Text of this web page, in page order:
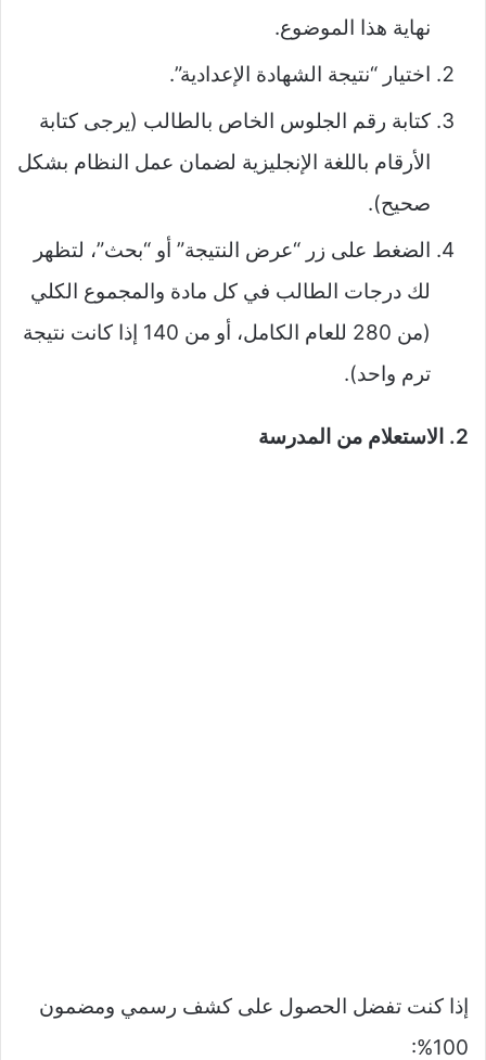
نهاية هذا الموضوع.
اختيار “نتيجة الشهادة الإعدادية”.
كتابة رقم الجلوس الخاص بالطالب (يرجى كتابة
الأرقام باللغة الإنجليزية لضمان عمل النظام بشكل
صحيح).
الضغط على زر “عرض النتيجة” أو “بحث”، لتظهر
لك درجات الطالب في كل مادة والمجموع الكلي
(من 280 للعام الكامل، أو من 140 إذا كانت نتيجة
ترم واحد).
2. الاستعلام من المدرسة
إذا كنت تفضل الحصول على كشف رسمي ومضمون
100%: